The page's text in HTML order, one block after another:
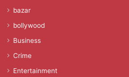
bazar
bollywood
Business
Crime
Entertainment